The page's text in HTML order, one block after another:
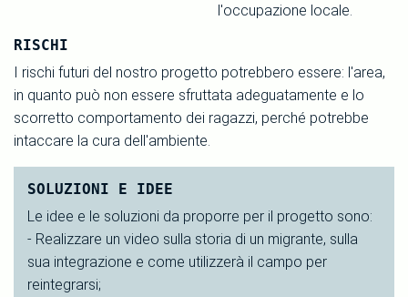
l'occupazione locale.
RISCHI
I rischi futuri del nostro progetto potrebbero essere: l'area,
in quanto può non essere sfruttata adeguatamente e lo
scorretto comportamento dei ragazzi, perché potrebbe
intaccare la cura dell'ambiente.
SOLUZIONI E IDEE
Le idee e le soluzioni da proporre per il progetto sono:
- Realizzare un video sulla storia di un migrante, sulla
sua integrazione e come utilizzerà il campo per
reintegrarsi;